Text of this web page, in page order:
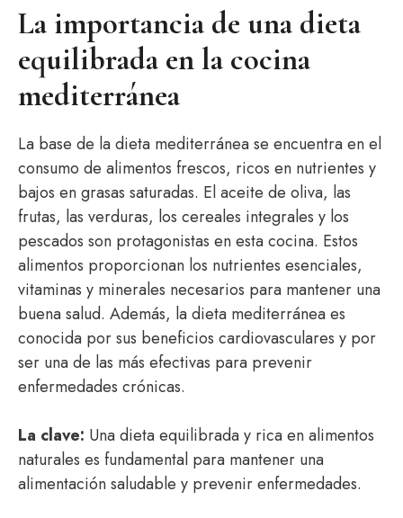
La importancia de una dieta
equilibrada en la cocina
mediterránea
La base de la dieta mediterránea se encuentra en el
consumo de alimentos frescos, ricos en nutrientes y
bajos en grasas saturadas. El aceite de oliva, las
frutas, las verduras, los cereales integrales y los
pescados son protagonistas en esta cocina. Estos
alimentos proporcionan los nutrientes esenciales,
vitaminas y minerales necesarios para mantener una
buena salud. Además, la dieta mediterránea es
conocida por sus beneficios cardiovasculares y por
ser una de las más efectivas para prevenir
enfermedades crónicas.
La clave: Una dieta equilibrada y rica en alimentos
naturales es fundamental para mantener una
alimentación saludable y prevenir enfermedades.